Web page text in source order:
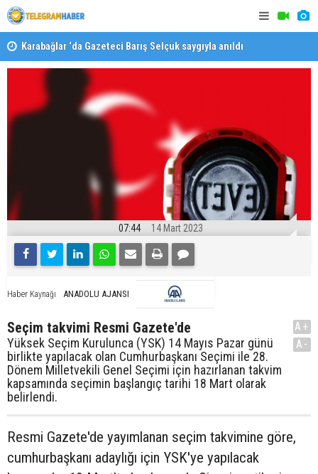
Karabağlar ‘da Gazeteci Barış Selçuk saygıyla anıldı
07:44 14 Mart 2023
Haber Kaynağı ANADOLU AJANSI
Seçim takvimi Resmi Gazete'de
Yüksek Seçim Kurulunca (YSK) 14 Mayıs Pazar günü
birlikte yapılacak olan Cumhurbaşkanı Seçimi ile 28.
Dönem Milletvekili Genel Seçimi için hazırlanan takvim
kapsamında seçimin başlangıç tarihi 18 Mart olarak
belirlendi.
A+
A-
Resmi Gazete'de yayımlanan seçim takvimine göre,
cumhurbaşkanı adaylığı için YSK'ye yapılacak